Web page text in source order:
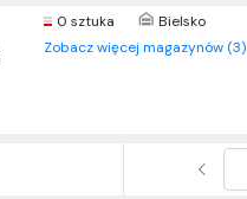
0 sztuka
Bielsko
Zobacz więcej magazynów (3)